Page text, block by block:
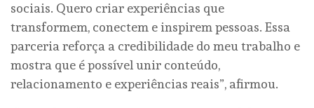
sociais. Quero criar experiências que
transformem, conectem e inspirem pessoas. Essa
parceria reforça a credibilidade do meu trabalho e
mostra que é possível unir conteúdo,
relacionamento e experiências reais”, afirmou.